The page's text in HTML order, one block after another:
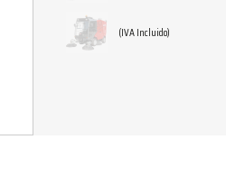
(IVA Incluido)